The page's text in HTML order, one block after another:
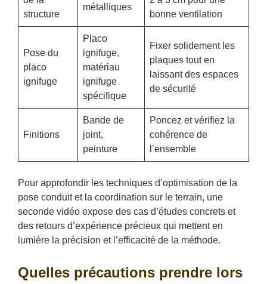
structure
métalliques
bonne ventilation
Pose du
placo
ignifuge
Placo
ignifuge,
matériau
ignifuge
spécifique
Fixer solidement les
plaques tout en
laissant des espaces
de sécurité
Finitions
Bande de
joint,
peinture
Poncez et vérifiez la
cohérence de
l’ensemble
Pour approfondir les techniques d’optimisation de la
pose conduit et la coordination sur le terrain, une
seconde vidéo expose des cas d’études concrets et
des retours d’expérience précieux qui mettent en
lumière la précision et l’efficacité de la méthode.
Quelles précautions prendre lors